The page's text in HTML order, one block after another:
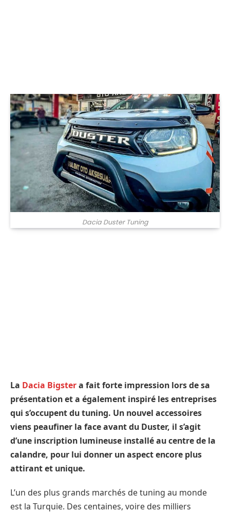
Dacia Duster Tuning
La Dacia Bigstera fait forte impression lors de sa
présentation et a également inspiré les entreprises
qui s’occupent du tuning. Un nouvel accessoires
viens peaufiner la face avant du Duster, il s’agit
d’une inscription lumineuse installé au centre de la
calandre, pour lui donner un aspect encore plus
attirant et unique.
L’un des plus grands marchés de tuning au monde
est la Turquie. Des centaines, voire des milliers